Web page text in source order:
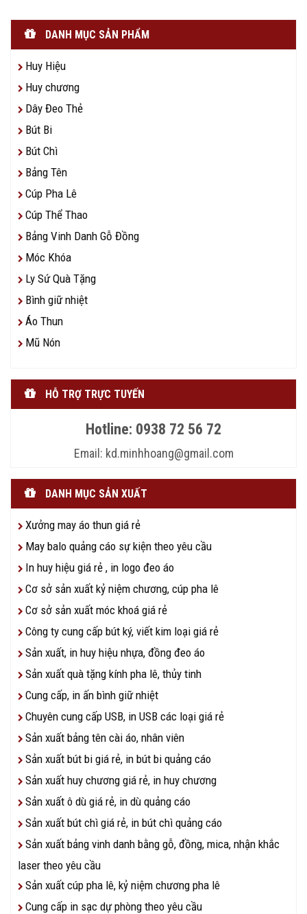
DANH MỤC SẢN PHẨM
Huy Hiệu
Huy chương
Dây Đeo Thẻ
Bút Bi
Bút Chì
Bảng Tên
Cúp Pha Lê
Cúp Thể Thao
Bảng Vinh Danh Gỗ Đồng
Móc Khóa
Ly Sứ Quà Tặng
Bình giữ nhiệt
Áo Thun
Mũ Nón
HỖ TRỢ TRỰC TUYẾN
Hotline: 0938 72 56 72
Email: kd.minhhoang@gmail.com
DANH MỤC SẢN XUẤT
Xưởng may áo thun giá rẻ
May balo quảng cáo sự kiện theo yêu cầu
In huy hiệu giá rẻ , in logo đeo áo
Cơ sở sản xuất kỷ niệm chương, cúp pha lê
Cơ sở sản xuất móc khoá giá rẻ
Công ty cung cấp bút ký, viết kim loại giá rẻ
Sản xuất, in huy hiệu nhựa, đồng đeo áo
Sản xuất quà tặng kính pha lê, thủy tinh
Cung cấp, in ấn bình giữ nhiệt
Chuyên cung cấp USB, in USB các loại giá rẻ
Sản xuất bảng tên cài áo, nhân viên
Sản xuất bút bi giá rẻ, in bút bi quảng cáo
Sản xuất huy chương giá rẻ, in huy chương
Sản xuất ô dù giá rẻ, in dù quảng cáo
Sản xuất bút chì giá rẻ, in bút chì quảng cáo
Sản xuất bảng vinh danh bằng gỗ, đồng, mica, nhận khắc
laser theo yêu cầu
Sản xuất cúp pha lê, kỷ niệm chương pha lê
Cung cấp in sạc dự phòng theo yêu cầu